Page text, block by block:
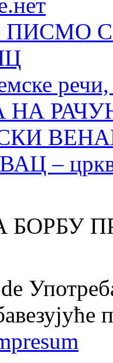
ПИСМО
НА
–
БОРБУ